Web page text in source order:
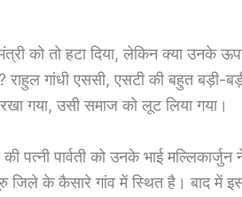
को तो हटा दिया, लेकिन क्या उनके
राहुल गांधी एससी, एसटी की बहुत बड़ी-
गया, उसी समाज को लूट लिया गया।
पत्नी पार्वती को उनके भाई
जिले के कैसारे गांव में स्थित है। बाद में